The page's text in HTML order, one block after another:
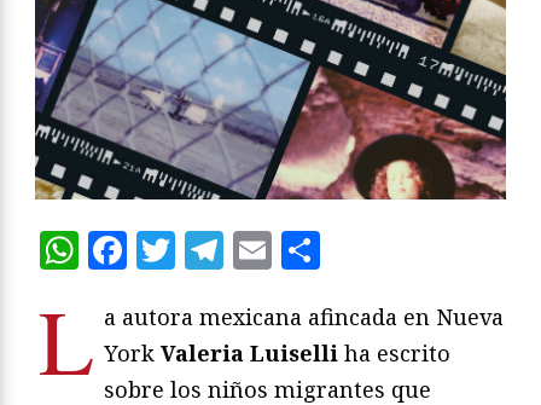
WhatsApp
Facebook
Twitter
Telegram
Email
L a autora mexicana afincada en Nueva
York Valeria Luiselli ha escrito
sobre los niños migrantes que